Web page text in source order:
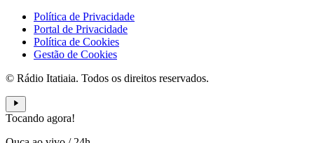
Política de Privacidade
Portal de Privacidade
Política de Cookies
Gestão de Cookies
© Rádio Itatiaia. Todos os direitos reservados.
Tocando agora!